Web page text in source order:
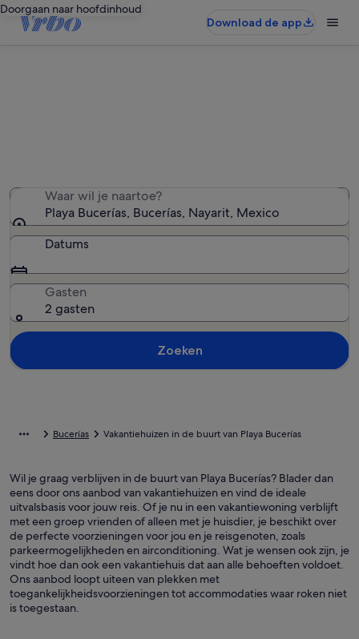
Doorgaan naar hoofdinhoud
Download de app
Waar wil je naartoe?
Playa Bucerías, Bucerías, Nayarit, Mexico
Datums
Gasten
2 gasten
Zoeken
Bucerías Vakantiehuizen in de buurt van Playa Bucerías
Wil je graag verblijven in de buurt van Playa Bucerías? Blader dan
eens door ons aanbod van vakantiehuizen en vind de ideale
uitvalsbasis voor jouw reis. Of je nu in een vakantiewoning verblijft
met een groep vrienden of alleen met je huisdier, je beschikt over
de perfecte voorzieningen voor jou en je reisgenoten, zoals
parkeermogelijkheden en airconditioning. Wat je wensen ook zijn, je
vindt hoe dan ook een vakantiehuis dat aan alle behoeften voldoet.
Ons aanbod loopt uiteen van plekken met
toegankelijkheidsvoorzieningen tot accommodaties waar roken niet
is toegestaan.